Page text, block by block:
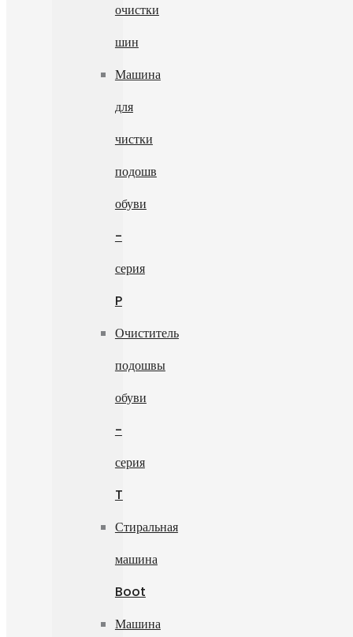
очистки
шин
Машина
для
чистки
подошв
обуви
-
серия
P
Очиститель
подошвы
обуви
-
серия
T
Стиральная
машина
Boot
Машина